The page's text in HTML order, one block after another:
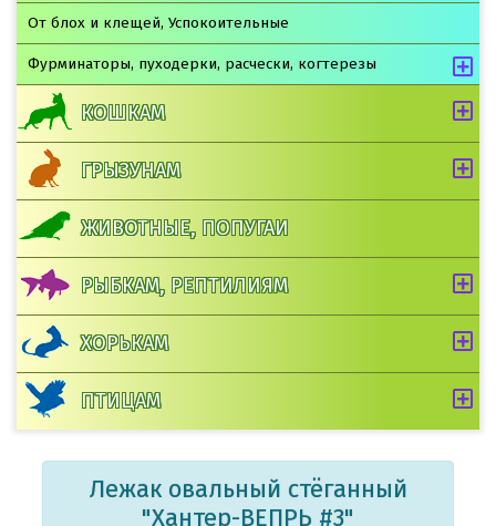
От блох и клещей, Успокоительные
Фурминаторы, пуходерки, расчески, когтерезы
КОШКАМ
ГРЫЗУНАМ
ЖИВОТНЫЕ, ПОПУГАИ
РЫБКАМ, РЕПТИЛИЯМ
ХОРЬКАМ
ПТИЦАМ
Лежак овальный стёганный
"Хантер-ВЕПРЬ #3"